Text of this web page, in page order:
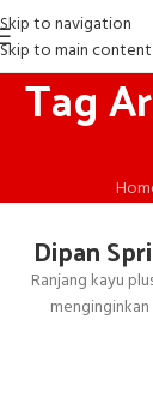
Skip to navigation
Skip to main content
Tag
Dipan
Ranjang kayu